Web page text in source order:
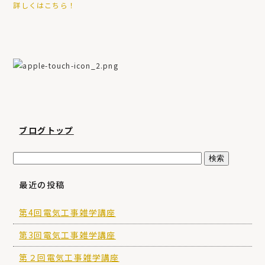
詳しくはこちら！
ブログトップ
最近の投稿
第4回電気工事雑学講座
第3回電気工事雑学講座
第２回電気工事雑学講座